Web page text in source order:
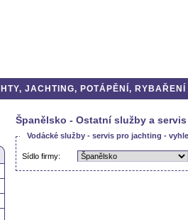
JACHTING, POTÁPĚNÍ,
Španělsko - Ostatní služby a
Vodácké služby - servis pro jachting -
Sídlo firmy: